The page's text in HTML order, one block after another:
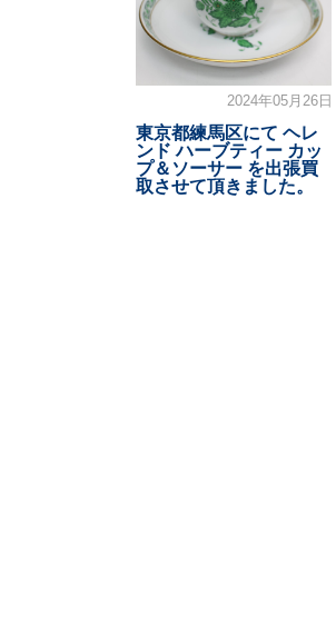
2024年05月26日
東京都練馬区にて ヘレ
ンド ハーブティー カッ
プ＆ソーサー を出張買
取させて頂きました。